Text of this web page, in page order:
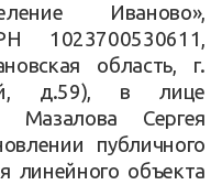
Иваново»,
1023700530611,
область, г.
д.59), в лице
Мазалова Сергея
публичного
линейного объекта